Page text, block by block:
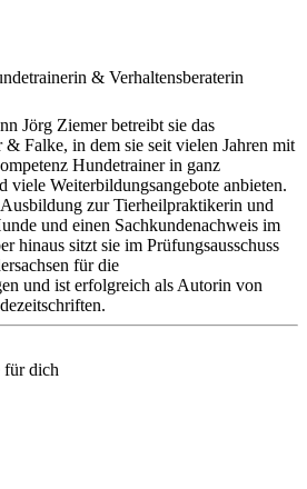
& Verhaltensberaterin
Jörg Ziemer betreibt sie das
& Falke, in dem sie seit vielen Jahren mit
Hundetrainer in ganz
viele Weiterbildungsangebote anbieten.
zur Tierheilpraktikerin und
und einen Sachkundenachweis im
hinaus sitzt sie im Prüfungsausschuss
für die
und ist erfolgreich als Autorin von
für dich